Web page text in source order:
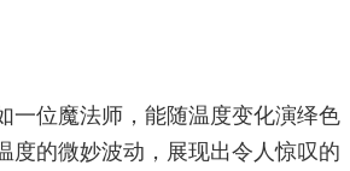
一位魔法师，能随温度变化演绎色
度的微妙波动，展现出令人惊叹的